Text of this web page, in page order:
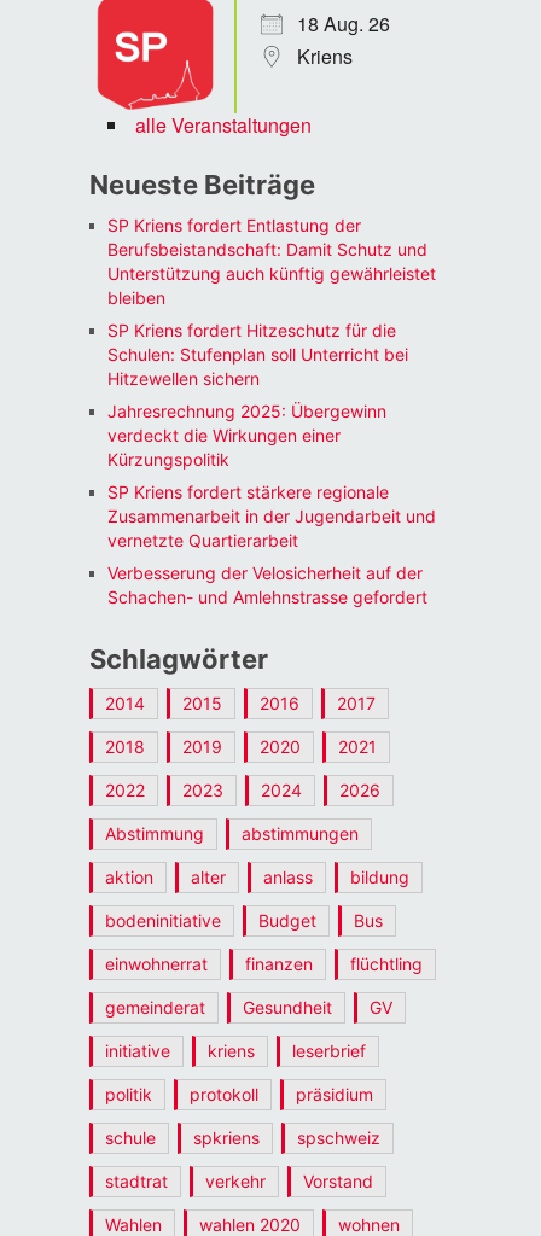
18 Aug. 26
Kriens
alle Veranstaltungen
Neueste Beiträge
SP Kriens fordert Entlastung der
Berufsbeistandschaft: Damit Schutz und
Unterstützung auch künftig gewährleistet
bleiben
SP Kriens fordert Hitzeschutz für die
Schulen: Stufenplan soll Unterricht bei
Hitzewellen sichern
Jahresrechnung 2025: Übergewinn
verdeckt die Wirkungen einer
Kürzungspolitik
SP Kriens fordert stärkere regionale
Zusammenarbeit in der Jugendarbeit und
vernetzte Quartierarbeit
Verbesserung der Velosicherheit auf der
Schachen- und Amlehnstrasse gefordert
Schlagwörter
2014 2015 2016 2017
2018 2019 2020 2021
2022 2023 2024 2026
Abstimmung abstimmungen
aktion alter anlass bildung
bodeninitiative Budget Bus
einwohnerrat finanzen flüchtling
gemeinderat Gesundheit GV
initiative kriens leserbrief
politik protokoll präsidium
schule spkriens spschweiz
stadtrat verkehr Vorstand
Wahlen wahlen 2020 wohnen